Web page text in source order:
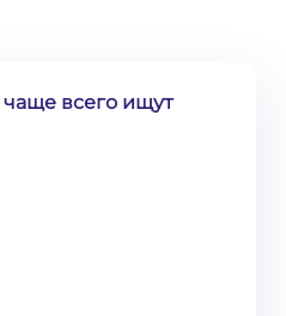
всего ищут